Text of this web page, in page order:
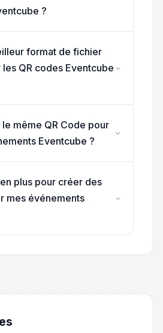
?
format de fichier
QR codes Eventcube
même QR Code pour
Eventcube ?
plus pour créer des
mes événements